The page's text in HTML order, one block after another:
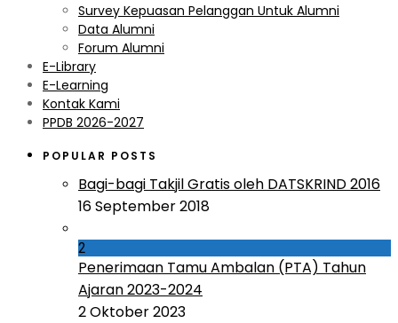
Survey Kepuasan Pelanggan Untuk Alumni
Data Alumni
Forum Alumni
E-Library
E-Learning
Kontak Kami
PPDB 2026-2027
POPULAR POSTS
Bagi-bagi Takjil Gratis oleh DATSKRIND 2016
16 September 2018
2
Penerimaan Tamu Ambalan (PTA) Tahun
Ajaran 2023-2024
2 Oktober 2023